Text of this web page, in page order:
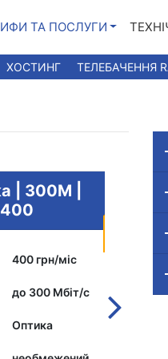
ТА ПОСЛУГИ
ХОСТИНГ ТЕЛЕБАЧЕННЯ
| 300М |
400
400 грн/міс
до 300 Мбіт/c
Оптика